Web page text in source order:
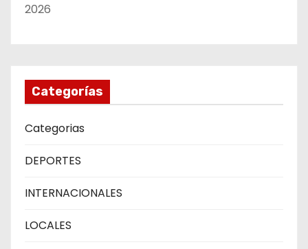
2026
Categorías
Categorias
DEPORTES
INTERNACIONALES
LOCALES